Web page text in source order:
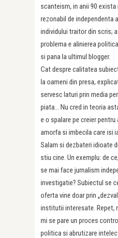
scanteism, in anii 90 exista
rezonabil de independenta
individului traitor din scris;
problema e alinierea
si pana la ultimul blogger.
Cat despre calitatea
la oameni din presa,
servesc laturi prin media
piata… Nu cred in teoria
e o spalare pe creier
amorfa si imbecila care isi
Salam si dezbateri idioate
stiu cine. Un exemplu: de
se mai face jurnalism
investigatie? Subiectul se
oferta vine doar prin
institutii interesate. Repet,
mi se pare un proces
politica si abrutizare